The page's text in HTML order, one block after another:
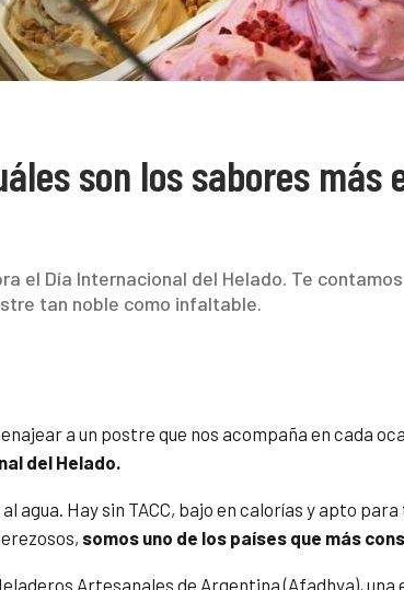
son los sabores más
el Día Internacional del Helado. Te
tan noble como infaltable.
a un postre que nos acompaña en cada
del Helado.
agua. Hay sin TACC, bajo en calorías y apto
somos uno de los países que más
Artesanales de Argentina (Afadhya), una